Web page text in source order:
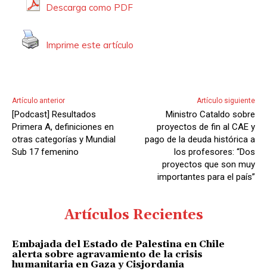
Descarga como PDF
Imprime este artículo
Artículo anterior
[Podcast] Resultados
Primera A, definiciones en
otras categorías y Mundial
Sub 17 femenino
Artículo siguiente
Ministro Cataldo sobre
proyectos de fin al CAE y
pago de la deuda histórica a
los profesores: “Dos
proyectos que son muy
importantes para el país”
Artículos Recientes
Embajada del Estado de Palestina en Chile
alerta sobre agravamiento de la crisis
humanitaria en Gaza y Cisjordania